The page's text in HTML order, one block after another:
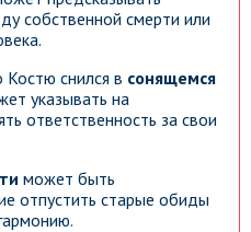
собственной смерти или
Костю снился в сонящемся
указывать на
ответственность за свои
может быть
отпустить старые обиды